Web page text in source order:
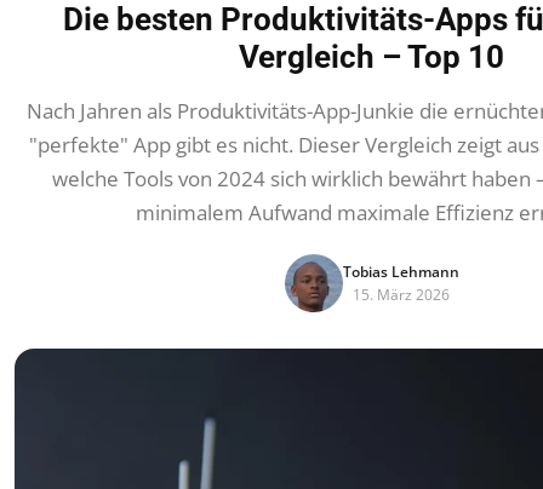
Die besten Produktivitäts-Apps
Vergleich – Top 10
Nach Jahren als Produktivitäts-App-Junkie die
"perfekte" App gibt es nicht. Dieser Vergleich zeigt
welche Tools von 2024 sich wirklich bewährt haben
minimalem Aufwand maximale Effizienz
Tobias Lehmann
15. März 2026